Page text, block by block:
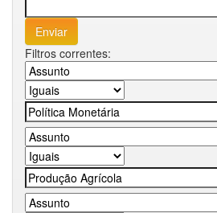
Filtros correntes: